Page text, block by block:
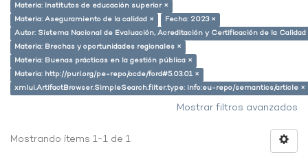
Materia: Institutos de educación superior ×
Materia: Aseguramiento de la calidad ×
Fecha: 2023 ×
Autor: Sistema Nacional de Evaluación, Acreditación y Certificación de la
Materia: Brechas y oportunidades regionales ×
Materia: Buenas prácticas en la gestión pública ×
Materia: http://purl.org/pe-repo/ocde/ford#5.03.01 ×
xmlui.ArtifactBrowser.SimpleSearch.filter.type: info:eu-repo/semantics/article ×
Mostrar filtros avanzados
Mostrando ítems 1-1 de 1